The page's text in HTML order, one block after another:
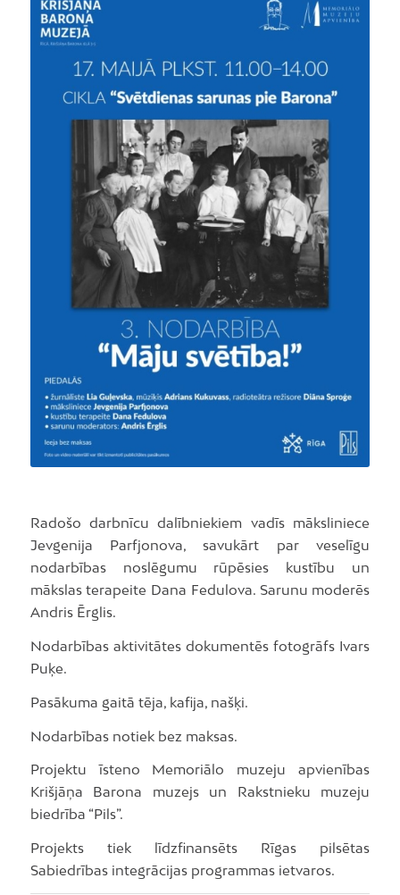
Radošo darbnīcu dalībniekiem vadīs māksliniece
Jevgenija Parfjonova, savukārt par veselīgu
nodarbības noslēgumu rūpēsies kustību un
mākslas terapeite Dana Fedulova. Sarunu moderēs
Andris Ērglis.
Nodarbības aktivitātes dokumentēs fotogrāfs Ivars
Puķe.
Pasākuma gaitā tēja, kafija, našķi.
Nodarbības notiek bez maksas.
Projektu īsteno Memoriālo muzeju apvienības
Krišjāņa Barona muzejs un Rakstnieku muzeju
biedrība “Pils”.
Projekts tiek līdzfinansēts Rīgas pilsētas
Sabiedrības integrācijas programmas ietvaros.